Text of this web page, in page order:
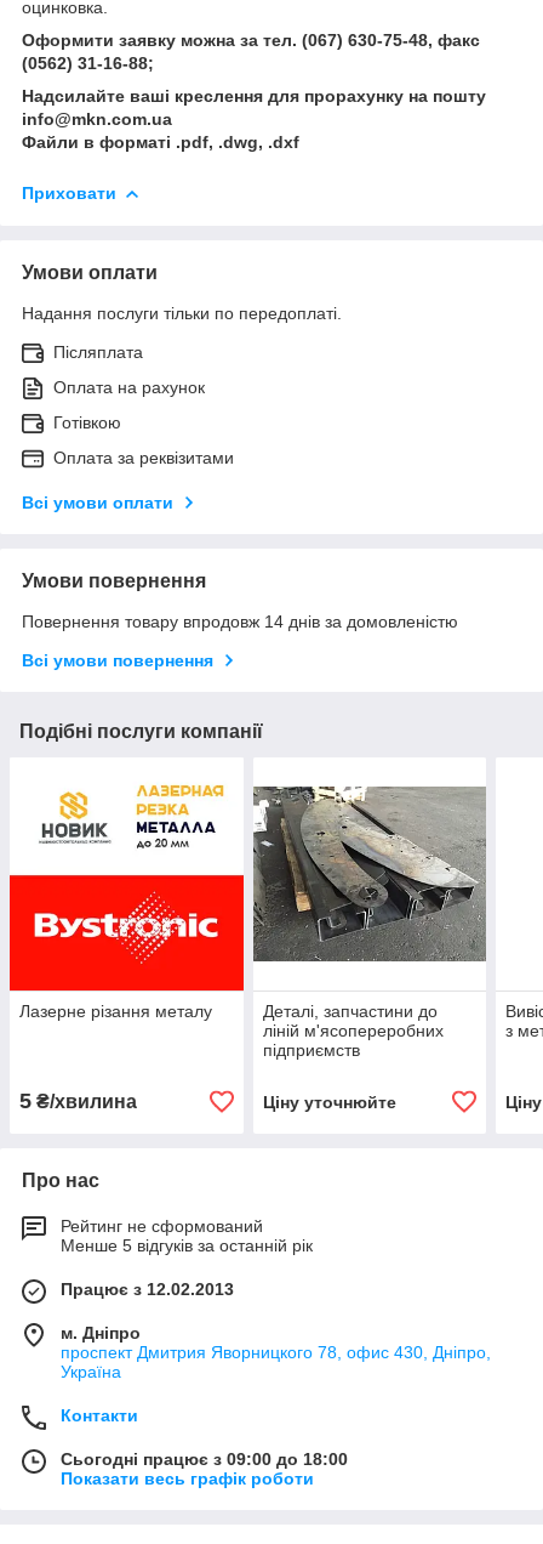
оцинковка.
Оформити заявку можна за тел. (067) 630-75-48, факс
(0562) 31-16-88;
Надсилайте ваші креслення для прорахунку на пошту
info@mkn.com.ua
Файли в форматі .pdf, .dwg, .dxf
Приховати
Умови оплати
Надання послуги тільки по передоплаті.
Післяплата
Оплата на рахунок
Готівкою
Оплата за реквізитами
Всі умови оплати
Умови повернення
Повернення товару впродовж 14 днів за домовленістю
Всі умови повернення
Подібні послуги компанії
Лазерне різання металу
5 ₴/хвилина
Деталі, запчастини до
ліній м'ясопереробних
підприємств
Ціну уточнюйте
з
Про нас
Рейтинг не сформований
Менше 5 відгуків за останній рік
Працює з 12.02.2013
м. Дніпро
проспект Дмитрия Яворницкого 78, офис 430, Дніпро,
Україна
Контакти
Сьогодні працює з 09:00 до 18:00
Показати весь графік роботи